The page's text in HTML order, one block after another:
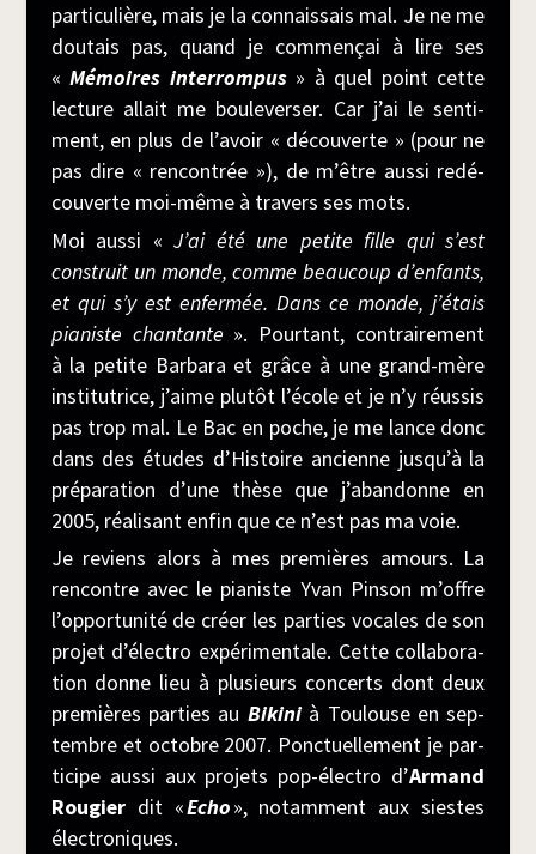
par­ti­cu­lière, mais je la connais­sais mal. Je ne me
dou­tais pas, quand je com­men­çai à lire ses
«Mémoires inter­rom­pus» à quel point cette
lec­ture allait me bou­le­ver­ser. Car j’ai le sen­ti­
ment, en plus de l’avoir « décou­verte » (pour ne
pas dire « ren­con­trée »), de m’être aus­si redé­
cou­verte moi-même à tra­vers ses mots.
Moi aus­si «J’ai été une petite fille qui s’est
construit un monde, comme beau­coup d’enfants,
et qui s’y est enfer­mée. Dans ce monde, j’étais
pia­niste chan­tante ». Pour­tant, contrai­re­ment
à la petite Bar­ba­ra et grâce à une grand-mère
ins­ti­tu­trice, j’aime plu­tôt l’école et je n’y réus­sis
pas trop mal. Le Bac en poche, je me lance donc
dans des études d’Histoire ancienne jusqu’à la
pré­pa­ra­tion d’une thèse que j’abandonne en
2005, réa­li­sant enfin que ce n’est pas ma voie.
Je reviens alors à mes pre­mières amours. La
ren­contre avec le pia­niste Yvan Pin­son m’offre
l’opportunité de créer les par­ties vocales de son
pro­jet d’électro expé­ri­men­tale. Cette col­la­bo­ra­
tion donne lieu à plu­sieurs concerts dont deux
pre­mières par­ties au Biki­ni à Tou­louse en sep­
tembre et octobre 2007. Ponc­tuel­le­ment je par­
ti­cipe aus­si aux pro­jets pop-élec­tro d’Armand
Rou­gierdit «Echo», notam­ment aux siestes
électroniques.